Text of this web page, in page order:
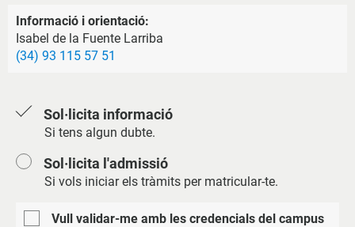
Informació i orientació:
Isabel de la Fuente Larriba
(34) 93 115 57 51
Sol·licita informació
Si tens algun dubte.
Sol·licita l'admissió
Si vols iniciar els tràmits per matricular-te.
Vull validar-me amb les credencials del campus